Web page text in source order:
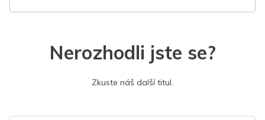
Nerozhodli jste se?
Zkuste náš další titul.